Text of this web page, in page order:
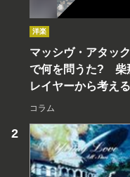
洋楽
マッシヴ・アタッ
で何を問うた? 柴
レイヤーから考える
コラム